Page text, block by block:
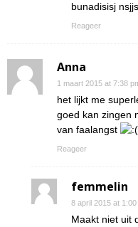
bunadisisj
Reageer
Anna
1 maart 2015 at 7:38
het lijkt me
goed kan zingen
van faalangst
Reageer
femmelin
8 april 2015 at 1:00
Maakt niet uit